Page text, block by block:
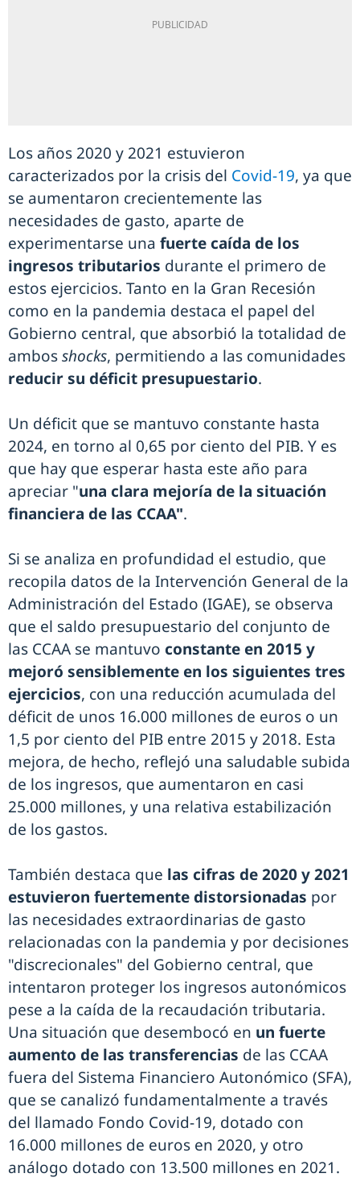
Los años 2020 y 2021 estuvieron
caracterizados por la crisis del Covid-19, ya que
se aumentaron crecientemente las
necesidades de gasto, aparte de
experimentarse una fuerte caída de los
ingresos tributarios durante el primero de
estos ejercicios. Tanto en la Gran Recesión
como en la pandemia destaca el papel del
Gobierno central, que absorbió la totalidad de
ambosshocks, permitiendo a las comunidades
reducir su déficit presupuestario.
Un déficit que se mantuvo constante hasta
2024, en torno al 0,65 por ciento del PIB. Y es
que hay que esperar hasta este año para
apreciar "una clara mejoría de la situación
financiera de las CCAA".
Si se analiza en profundidad el estudio, que
recopila datos de la Intervención General de la
Administración del Estado (IGAE), se observa
que el saldo presupuestario del conjunto de
las CCAA se mantuvo constante en 2015 y
mejoró sensiblemente en los siguientes tres
ejercicios, con una reducción acumulada del
déficit de unos 16.000 millones de euros o un
1,5 por ciento del PIB entre 2015 y 2018. Esta
mejora, de hecho, reflejó una saludable subida
de los ingresos, que aumentaron en casi
25.000 millones, y una relativa estabilización
de los gastos.
También destaca que las cifras de 2020 y 2021
estuvieron fuertemente distorsionadas por
las necesidades extraordinarias de gasto
relacionadas con la pandemia y por decisiones
"discrecionales" del Gobierno central, que
intentaron proteger los ingresos autonómicos
pese a la caída de la recaudación tributaria.
Una situación que desembocó en un fuerte
aumento de las transferencias de las CCAA
fuera del Sistema Financiero Autonómico (SFA),
que se canalizó fundamentalmente a través
del llamado Fondo Covid-19, dotado con
16.000 millones de euros en 2020, y otro
análogo dotado con 13.500 millones en 2021.